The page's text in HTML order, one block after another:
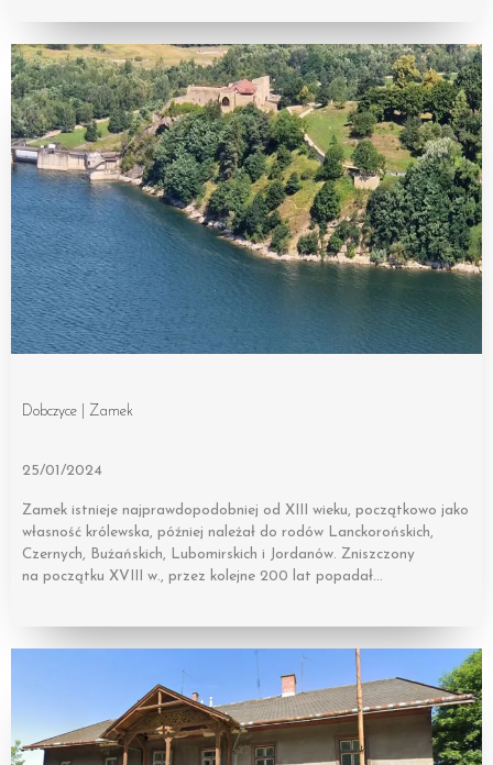
Dobczyce | Zamek
25/01/2024
Zamek istnieje najprawdopodobniej od XIII wieku, początkowo jako
własność królewska, później należał do rodów Lanckorońskich,
Czernych, Bużańskich, Lubomirskich i Jordanów. Zniszczony
na początku XVIII w., przez kolejne 200 lat popadał…